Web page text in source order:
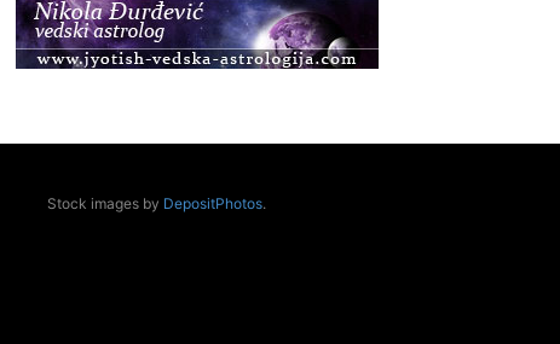
Osnovna radionica za izscjeljivanje pranom (Basic
Pranic Healing course)
Pula
ZagrebStock images by DepositPhotos.